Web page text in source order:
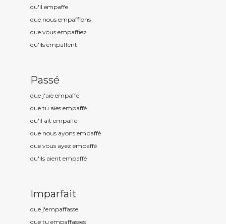
qu'il empaffe
que nous empaffions
que vous empaffiez
qu'ils empaffent
Passé
que j'aie empaffé
que tu aies empaffé
qu'il ait empaffé
que nous ayons empaffé
que vous ayez empaffé
qu'ils aient empaffé
Imparfait
que j'empaffasse
que tu empaffasses